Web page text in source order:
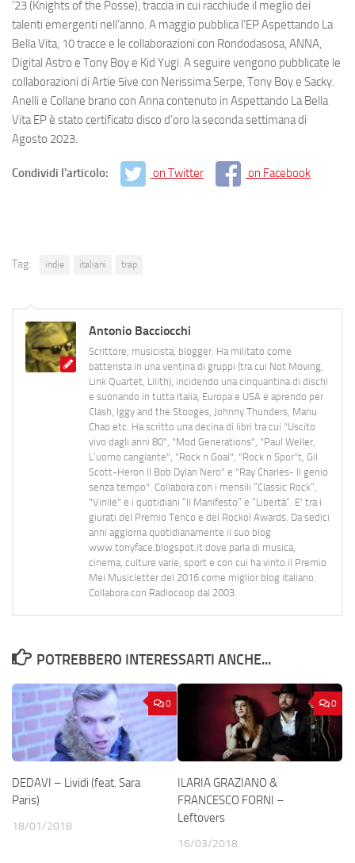
’23 (Knights of the Posse), traccia in cui racchiude il meglio dei
talenti emergenti nell’anno. A maggio pubblica l’EP Aspettando La
Bella Vita, 10 tracce e le collaborazioni con Rondodasosa, ANNA,
Digital Astro e Tony Boy e Kid Yugi. A seguire vengono pubblicate le
collaborazioni di Artie 5ive con Nerissima Serpe, Tony Boy e Sacky.
Anelli e Collane brano con Anna contenuto in Aspettando La Bella
Vita EP è stato certificato disco d’oro la seconda settimana di
Agosto 2023.
Condividi l'articolo: on Twitter on Facebook
Tag: indie italiani trap
Antonio Bacciocchi
Scrittore, musicista, blogger. Ha militato come
batterista in una ventina di gruppi (tra cui Not Moving,
Link Quartet, Lilith), incidendo una cinquantina di dischi
e suonando in tutta Italia, Europa e USA e aprendo per
Clash, Iggy and the Stooges, Johnny Thunders, Manu
Chao etc. Ha scritto una decina di libri tra cui "Uscito
vivo dagli anni 80", "Mod Generations", "Paul Weller,
L’uomo cangiante", "Rock n Goal", "Rock n Spor"t, Gil
Scott-Heron Il Bob Dylan Nero" e "Ray Charles- Il genio
senza tempo". Collabora con i mensili “Classic Rock”,
"Vinile" e i quotidiani “Il Manifesto” e “Libertà”. E' tra i
giurati del Premio Tenco e del Rockol Awards. Da sedici
anni aggiorna quotidianamente il suo blog
www.tonyface.blogspot.it dove parla di musica,
cinema, culture varie, sport e con cui ha vinto il Premio
Mei Musicletter del 2016 come miglior blog italiano.
Collabora con Radiocoop dal 2003.
POTREBBERO INTERESSARTI ANCHE...
0
DEDAVI – Lividi (feat. Sara
Paris)
18/01/2018
0
ILARIA GRAZIANO &
FRANCESCO FORNI –
Leftovers
16/03/2018